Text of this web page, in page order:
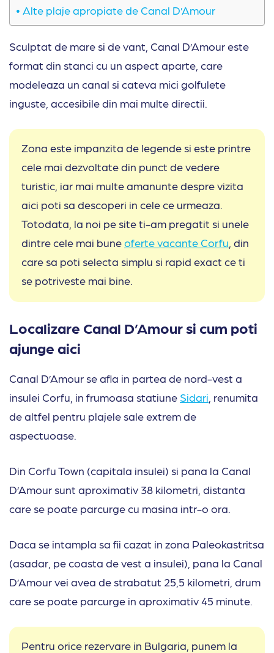
Alte plaje apropiate de Canal D’Amour
Sculptat de mare si de vant, Canal D’Amour este
format din stanci cu un aspect aparte, care
modeleaza un canal si cateva mici golfulete
inguste, accesibile din mai multe directii.
Zona este impanzita de legende si este printre
cele mai dezvoltate din punct de vedere
turistic, iar mai multe amanunte despre vizita
aici poti sa descoperi in cele ce urmeaza.
Totodata, la noi pe site ti-am pregatit si unele
dintre cele mai buneoferte vacante Corfu , din
care sa poti selecta simplu si rapid exact ce ti
se potriveste mai bine.
Localizare Canal D’Amour si cum poti
ajunge aici
Canal D’Amour se afla in partea de nord-vest a
insulei Corfu, in frumoasa statiune Sidari , renumita
de altfel pentru plajele sale extrem de
aspectuoase.
Din Corfu Town (capitala insulei) si pana la Canal
D’Amour sunt aproximativ 38 kilometri, distanta
care se poate parcurge cu masina intr-o ora.
Daca se intampla sa fii cazat in zona Paleokastritsa
(asadar, pe coasta de vest a insulei), pana la Canal
D’Amour vei avea de strabatut 25,5 kilometri, drum
care se poate parcurge in aproximativ 45 minute.
Pentru orice rezervare in Bulgaria, punem la